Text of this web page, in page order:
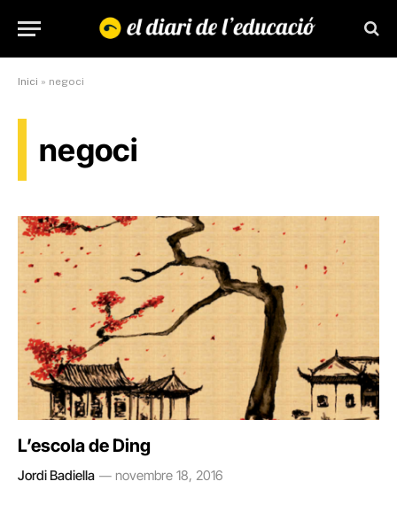
Inici » negoci
negoci
L’escola de Ding
Jordi Badiella novembre 18, 2016